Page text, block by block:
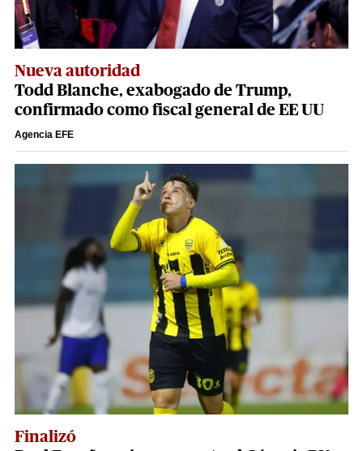
Nueva autoridad
Todd Blanche, exabogado de Trump,
confirmado como fiscal general de EE UU
Agencia EFE
Finalizó